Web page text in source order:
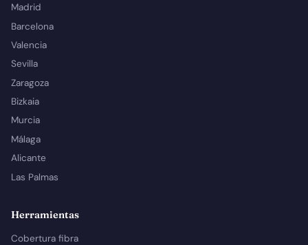
Madrid
Barcelona
Valencia
Sevilla
Zaragoza
Bizkaia
Murcia
Málaga
Alicante
Las Palmas
Herramientas
Cobertura fibra